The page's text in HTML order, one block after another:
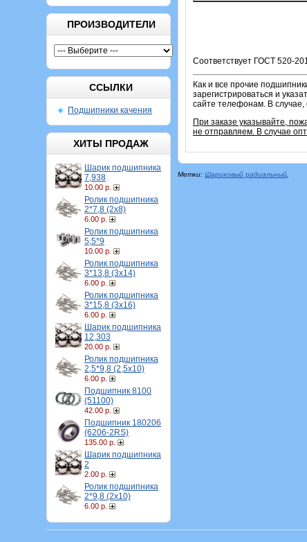
ПРОИЗВОДИТЕЛИ
ССЫЛКИ
Подшипники качения
ХИТЫ ПРОДАЖ
Шарик подшипника
7,938
10.00 р.
Ролик подшипника
2*7,8 (2х8)
6.00 р.
Ролик подшипника
5,5*9
10.00 р.
Ролик подшипника
3*13,8 (3х14)
6.00 р.
Ролик подшипника
3*15,8 (3х16)
6.00 р.
Шарик подшипника
12,303
20.00 р.
Ролик подшипника
2,5*9,8 (2,5х10)
6.00 р.
Подшипник 8100
(51100)
42.00 р.
Подшипник 180206
(6206-2RS)
135.00 р.
Шарик подшипника
2
2.00 р.
Ролик подшипника
2*9,8 (2х10)
6.00 р.
Соответствует ГОСТ 520-
Как и все прочие
зарегистрироваться и
сайте телефонам. В случае,
При заказе указывайте,
не отправляем. В случае
Метки: Шариковый радиальный